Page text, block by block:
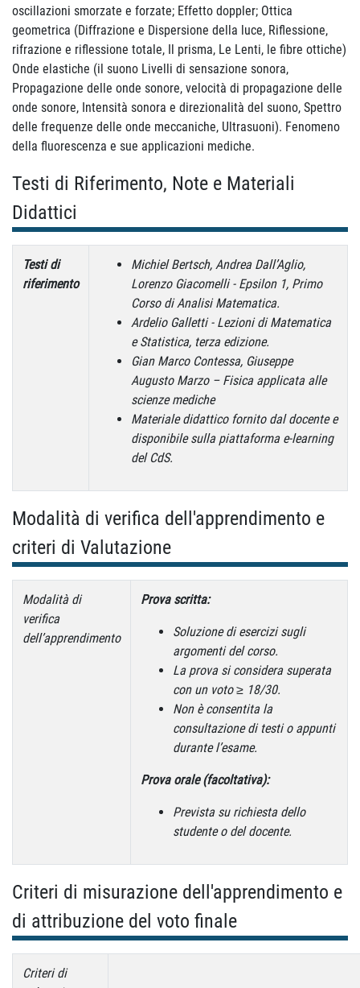
oscillazioni smorzate e forzate; Effetto doppler; Ottica
geometrica (Diffrazione e Dispersione della luce, Riflessione,
rifrazione e riflessione totale, Il prisma, Le Lenti, le fibre ottiche)
Onde elastiche (il suono Livelli di sensazione sonora,
Propagazione delle onde sonore, velocità di propagazione delle
onde sonore, Intensità sonora e direzionalità del suono, Spettro
delle frequenze delle onde meccaniche, Ultrasuoni). Fenomeno
della fluorescenza e sue applicazioni mediche.
Testi di Riferimento, Note e Materiali
Didattici
Testi di
riferimento
Michiel Bertsch, Andrea Dall’Aglio,
Lorenzo Giacomelli - Epsilon 1, Primo
Corso di Analisi Matematica.
Ardelio Galletti - Lezioni di Matematica
e Statistica, terza edizione.
Gian Marco Contessa, Giuseppe
Augusto Marzo – Fisica applicata alle
scienze mediche
Materiale didattico fornito dal docente e
disponibile sulla piattaforma e-learning
del CdS.
Modalità di verifica dell'apprendimento e
criteri di Valutazione
Modalità di
verifica
dell’apprendimento
Prova scritta:
Soluzione di esercizi sugli
argomenti del corso.
La prova si considera superata
con un voto ≥ 18/30.
Non è consentita la
consultazione di testi o appunti
durante l’esame.
Prova orale (facoltativa):
Prevista su richiesta dello
studente o del docente.
Criteri di misurazione dell'apprendimento e
di attribuzione del voto finale
Criteri di